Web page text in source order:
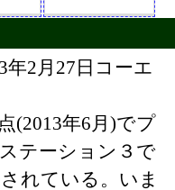
年2月27日コーエ
(2013年6月)でプ
テーション３で
れている。いま